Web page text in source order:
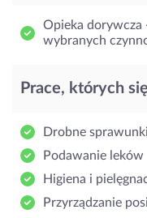
Opieka dorywcza
wybranych
Prace, których
Drobne sprawunki
Podawanie leków
Higiena i
Przyrządzanie